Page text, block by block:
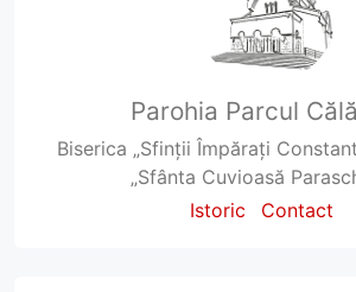
Parohia Parcul
Biserica „Sfinții Împărați
„Sfânta Cuvioasă
Istoric
Contact